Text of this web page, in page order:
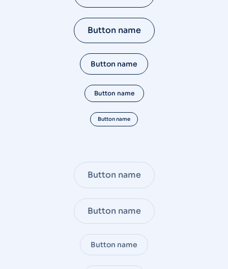
Button name
Button name
Button name
Button name
Button name
Button name
Button name